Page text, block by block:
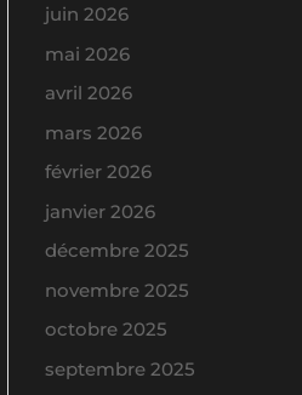
juin 2026
mai 2026
avril 2026
mars 2026
février 2026
janvier 2026
décembre 2025
novembre 2025
octobre 2025
septembre 2025